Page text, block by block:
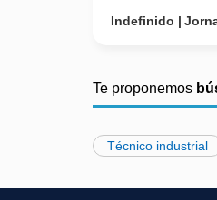
Indefinido
Te proponemos
Técnico industrial